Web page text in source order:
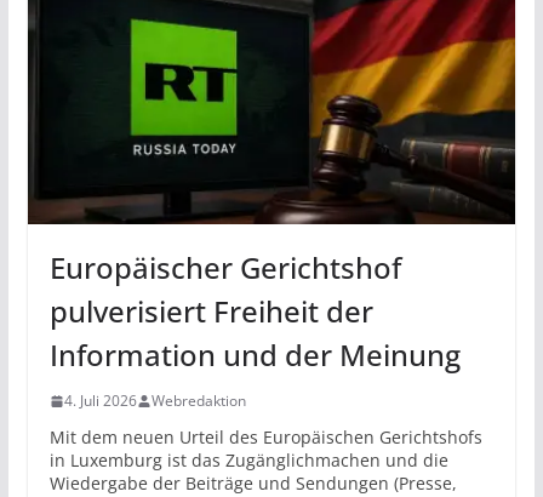
Europäischer Gerichtshof
pulverisiert Freiheit der
Information und der Meinung
4. Juli 2026 Webredaktion
Mit dem neuen Urteil des Europäischen Gerichtshofs
in Luxemburg ist das Zugänglichmachen und die
Wiedergabe der Beiträge und Sendungen (Presse,